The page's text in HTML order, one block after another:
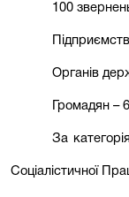
100
Органів
Громадян –
За
Соціалістичної